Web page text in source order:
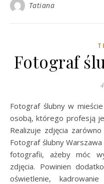
Tatiana
Fotograf
Fotograf ślubny w mieście WarszawaFotograf ślubny jest
osobą, którego profesją
Realizuje zdjęcia
Fotograf ślubny
fotografii, ażeby móc
zdjęcia. Powinien
oświetlenie,